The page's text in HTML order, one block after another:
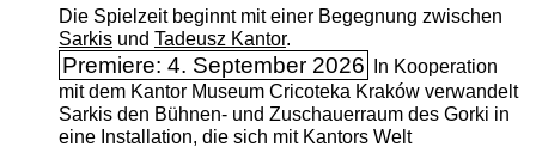
Die Spielzeit beginnt mit einer Begegnung zwischen
Sarkisund Tadeusz Kantor.
Premiere: 4. September 2026
In Kooperation
mit dem Kantor Museum Cricoteka Kraków verwandelt
Sarkis den Bühnen- und Zuschauerraum des Gorki in
eine Installation, die sich mit Kantors Welt